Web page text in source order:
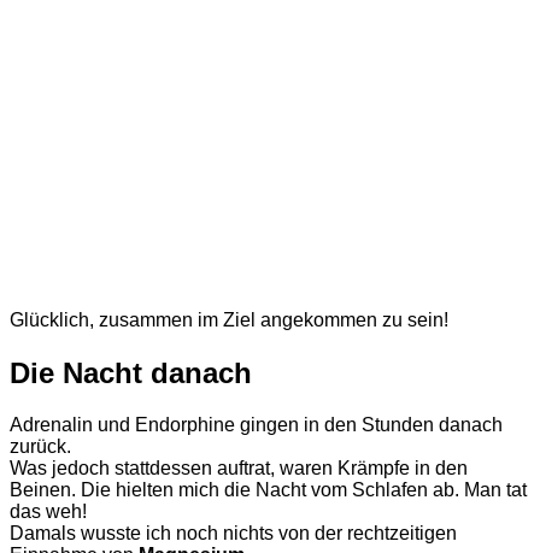
Glücklich, zusammen im Ziel angekommen zu sein!
Die Nacht danach
Adrenalin und Endorphine gingen in den Stunden danach
zurück.
Was jedoch stattdessen auftrat, waren Krämpfe in den
Beinen. Die hielten mich die Nacht vom Schlafen ab. Man tat
das weh!
Damals wusste ich noch nichts von der rechtzeitigen